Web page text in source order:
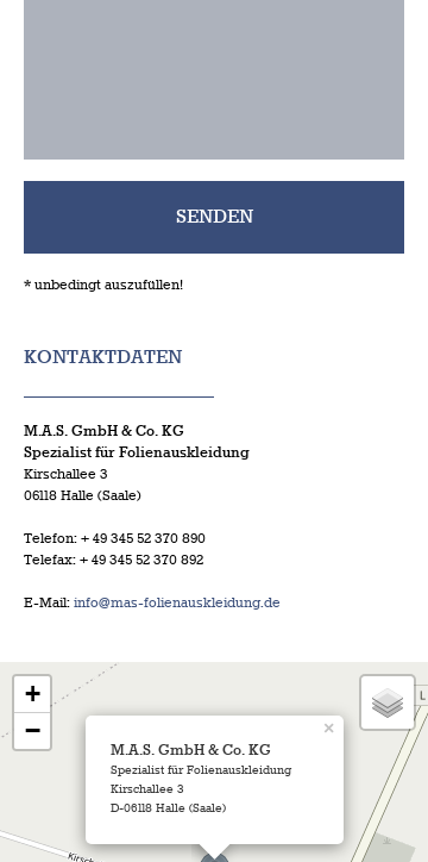
* unbedingt auszufüllen!
KONTAKTDATEN
M.A.S. GmbH & Co. KG
Spezialist für Folienauskleidung
Kirschallee 3
06118 Halle (Saale)
Telefon: + 49 345 52 370 890
Telefax: + 49 345 52 370 892
E-Mail: info@mas-folienauskleidung.de
M.A.S. GmbH & Co. KG
Spezialist für Folienauskleidung
Kirschallee 3
D-06118 Halle (Saale)
×
+
−